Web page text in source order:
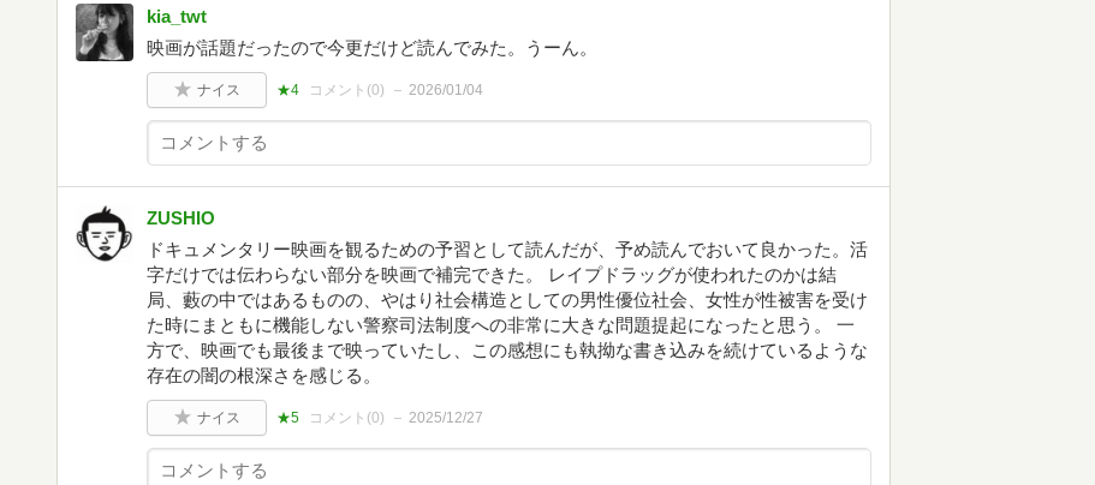
kia_twt
映画が話題だったので今更だけど読んでみた。うーん。
ナイス ★4 コメント(0) 2026/01/04
ZUSHIO
ドキュメンタリー映画を観るための予習として読んだが、予め読んでおいて良かった。活
字だけでは伝わらない部分を映画で補完できた。 レイプドラッグが使われたのかは結
局、藪の中ではあるものの、やはり社会構造としての男性優位社会、女性が性被害を受け
た時にまともに機能しない警察司法制度への非常に大きな問題提起になったと思う。 一
方で、映画でも最後まで映っていたし、この感想にも執拗な書き込みを続けているような
存在の闇の根深さを感じる。
ナイス ★5 コメント(0) 2025/12/27